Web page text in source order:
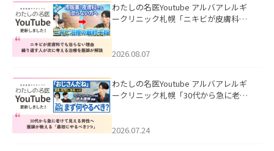
わたしの名医Youtube アルバアレルギ
ークリニック札幌「ニキビが皮膚科で
ました。
2026.08.07
わたしの名医Youtube アルバアレルギ
ークリニック札幌「30代から急に老け
た。
2026.07.24